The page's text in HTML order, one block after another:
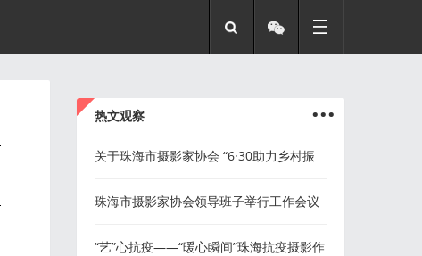
热文观察 ...
关于珠海市摄影家协会 “6·30助力乡村振
兴”爱心捐款名单公示
珠海市摄影家协会领导班子举行工作会议
“艺”心抗疫——“暖心瞬间”珠海抗疫摄影作